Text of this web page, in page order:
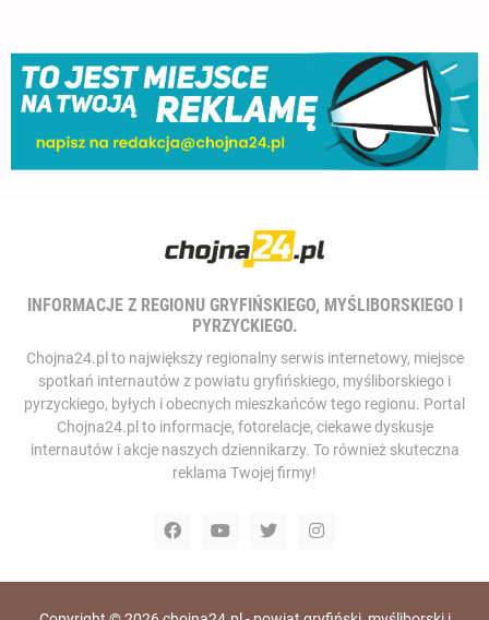
INFORMACJE Z REGIONU GRYFIŃSKIEGO, MYŚLIBORSKIEGO I
PYRZYCKIEGO.
Chojna24.pl to największy regionalny serwis internetowy, miejsce
spotkań internautów z powiatu gryfińskiego, myśliborskiego i
pyrzyckiego, byłych i obecnych mieszkańców tego regionu. Portal
Chojna24.pl to informacje, fotorelacje, ciekawe dyskusje
internautów i akcje naszych dziennikarzy. To również skuteczna
reklama Twojej firmy!